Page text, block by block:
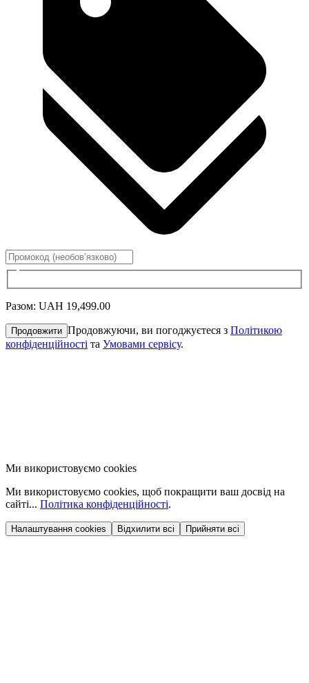
Разом: UAH 19,499.00
Продовжити Продовжуючи, ви погоджуєтеся з Політикою
конфіденційності та Умовами сервісу.
Ми використовуємо cookies
Ми використовуємо cookies, щоб покращити ваш досвід на
сайті... Політика конфіденційності.
Налаштування cookies Відхилити всі Прийняти всі